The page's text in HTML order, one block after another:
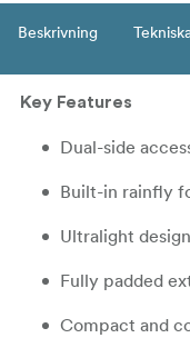
Beskrivning
Key Features
Dual-side
Built-in rainfly
Ultralight
Fully padded
Compact and